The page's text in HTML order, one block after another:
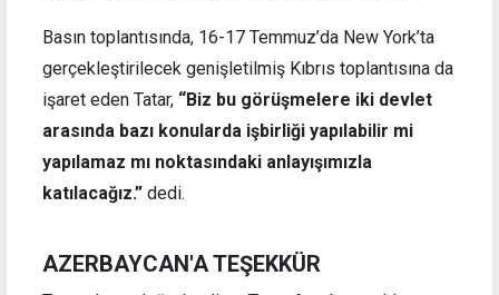
Basın toplantısında, 16-17 Temmuz’da New York’ta
gerçekleştirilecek genişletilmiş Kıbrıs toplantısına da
işaret eden Tatar, “Biz bu görüşmelere iki devlet
arasında bazı konularda işbirliği yapılabilir mi
yapılamaz mı noktasındaki anlayışımızla
katılacağız.” dedi.
AZERBAYCAN'A TEŞEKKÜR